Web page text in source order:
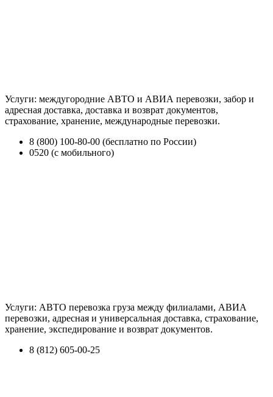
Услуги: междугородние АВТО и АВИА перевозки, забор и
адресная доставка, доставка и возврат документов,
страхование, хранение, международные перевозки.
8 (800) 100-80-00 (бесплатно по России)
0520 (с мобильного)
Услуги: АВТО перевозка груза между филиалами, АВИА
перевозки, адресная и универсальная доставка, страхование,
хранение, экспедирование и возврат документов.
8 (812) 605-00-25